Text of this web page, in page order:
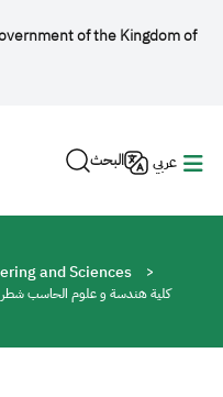
of the Kingdom of
البحث عربي
and Sciences
كلية هندسة و علوم الحاسب شطر